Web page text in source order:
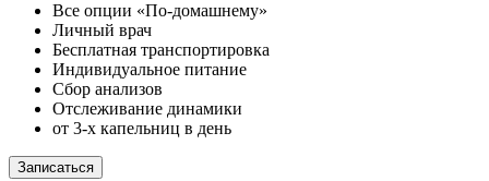
Все опции «По-домашнему»
Личный врач
Бесплатная транспортировка
Индивидуальное питание
Сбор анализов
Отслеживание динамики
от 3-х капельниц в день
Записаться